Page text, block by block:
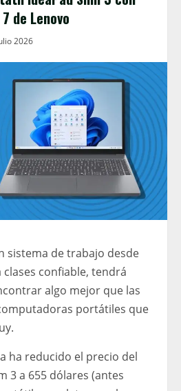
de Lenovo
2026
sistema de trabajo desde
clases confiable, tendrá
algo mejor que las
portátiles que
ha reducido el precio del
3 a 655 dólares (antes